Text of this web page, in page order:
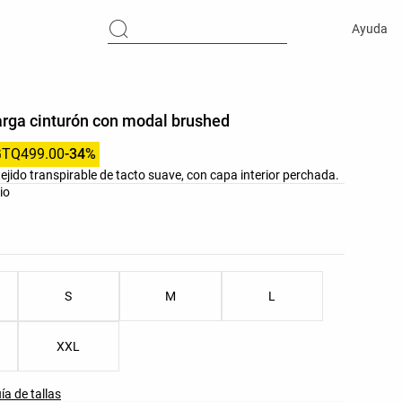
Ayuda
del producto
cinturón con modal brushed
-34%
transpirable de tacto suave, con capa interior perchada.
del producto
S M L
XXL
de tallas